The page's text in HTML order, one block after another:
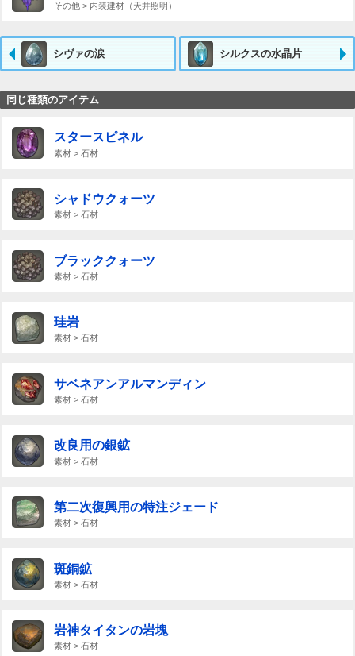
その他 > 内装建材（天井照明）
シヴァの涙 シルクスの水晶片
同じ種類のアイテム
スタースピネル
素材 > 石材
シャドウクォーツ
素材 > 石材
ブラッククォーツ
素材 > 石材
珪岩
素材 > 石材
サベネアンアルマンディン
素材 > 石材
改良用の銀鉱
素材 > 石材
第二次復興用の特注ジェード
素材 > 石材
斑銅鉱
素材 > 石材
岩神タイタンの岩塊
素材 > 石材